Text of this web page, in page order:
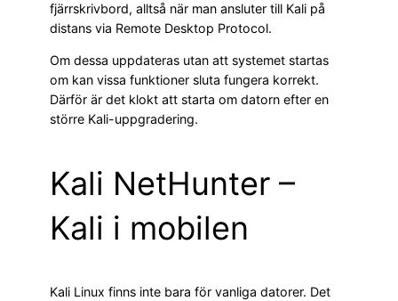
fjärrskrivbord, alltså när man ansluter till Kali på
distans via Remote Desktop Protocol.
Om dessa uppdateras utan att systemet startas
om kan vissa funktioner sluta fungera korrekt.
Därför är det klokt att starta om datorn efter en
större Kali-uppgradering.
Kali NetHunter –
Kali i mobilen
Kali Linux finns inte bara för vanliga datorer. Det